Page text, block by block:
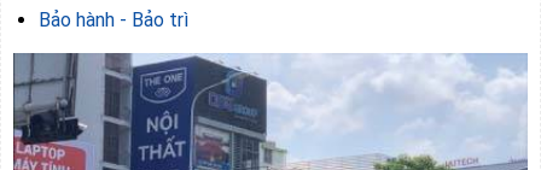
Bảo hành - Bảo trì